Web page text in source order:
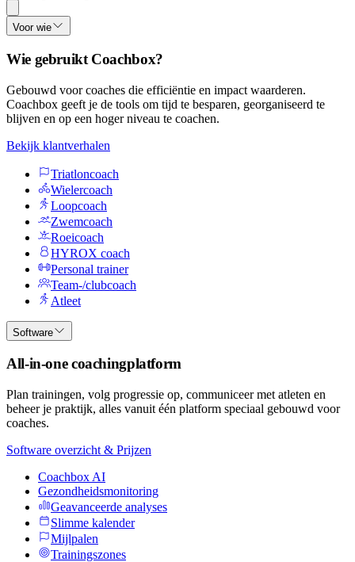
Voor wie
Wie gebruikt Coachbox?
Gebouwd voor coaches die efficiëntie en impact waarderen.
Coachbox geeft je de tools om tijd te besparen, georganiseerd te
blijven en op een hoger niveau te coachen.
Bekijk klantverhalen
Triatloncoach
Wielercoach
Loopcoach
Zwemcoach
Roeicoach
HYROX coach
Personal trainer
Team-/clubcoach
Atleet
Software
All-in-one coachingplatform
Plan trainingen, volg progressie op, communiceer met atleten en
beheer je praktijk, alles vanuit één platform speciaal gebouwd voor
coaches.
Software overzicht & Prijzen
Coachbox AI
Gezondheidsmonitoring
Geavanceerde analyses
Slimme kalender
Mijlpalen
Trainingszones